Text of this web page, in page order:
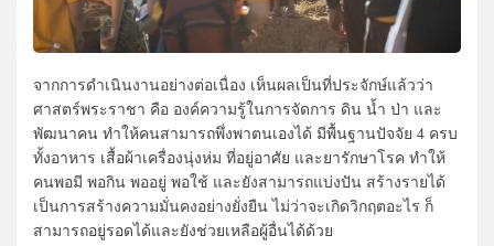
จากการดำเนินงานอย่างต่อเนื่อง เห็นผลเป็นที่ประจักษ์แล้วว่า
ศาสตร์พระราชา คือ องค์ความรู้ในการจัดการ ดิน น้ำ ป่า และ
พัฒนาคน ทำให้คนสามารถพึ่งพาตนเองได้ มีพื้นฐานปัจจัย 4 ครบ
ทั้งอาหาร เสื้อผ้าเครื่องนุ่งห่ม ที่อยู่อาศัย และยารักษาโรค ทำให้
คนพอมี พอกิน พออยู่ พอใช้ และยังสามารถแบ่งปัน สร้างรายได้
เป็นการสร้างความมั่นคงอย่างยั่งยืน ไม่ว่าจะเกิดวิกฤตอะไร ก็
สามารถอยู่รอดได้และยังช่วยเหลือผู้อื่นได้ด้วย